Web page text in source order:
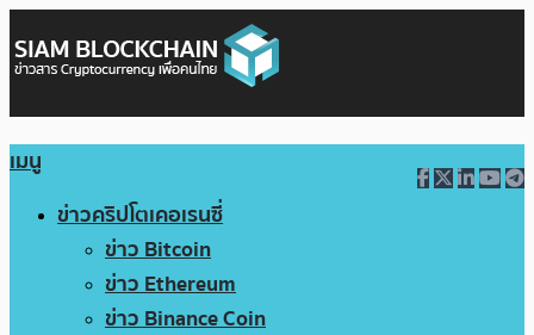
เมนู
ข่าวคริปโตเคอเรนซี่
ข่าว Bitcoin
ข่าว Ethereum
ข่าว Binance Coin